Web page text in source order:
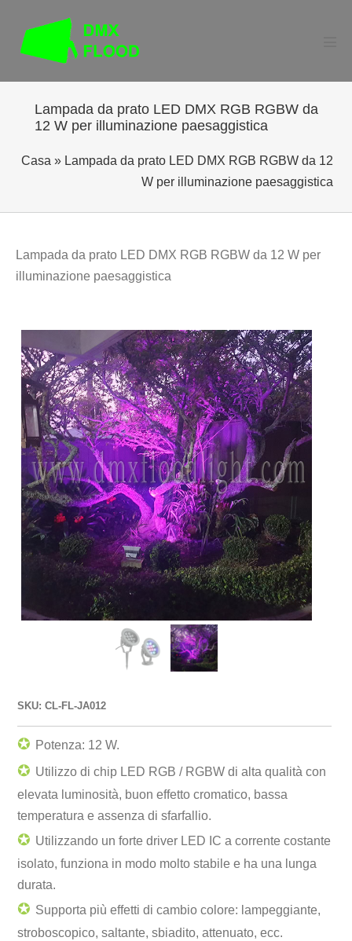
contenuto
Lampada da prato LED DMX RGB RGBW da
12 W per illuminazione paesaggistica
Casa » Lampada da prato LED DMX RGB RGBW da 12
W per illuminazione paesaggistica
Lampada da prato LED DMX RGB RGBW da 12 W per
illuminazione paesaggistica
SKU: CL-FL-JA012
✪ Potenza: 12 W.
✪ Utilizzo di chip LED RGB / RGBW di alta qualità con
elevata luminosità, buon effetto cromatico, bassa
temperatura e assenza di sfarfallio.
✪ Utilizzando un forte driver LED IC a corrente costante
isolato, funziona in modo molto stabile e ha una lunga
durata.
✪ Supporta più effetti di cambio colore: lampeggiante,
stroboscopico, saltante, sbiadito, attenuato, ecc.